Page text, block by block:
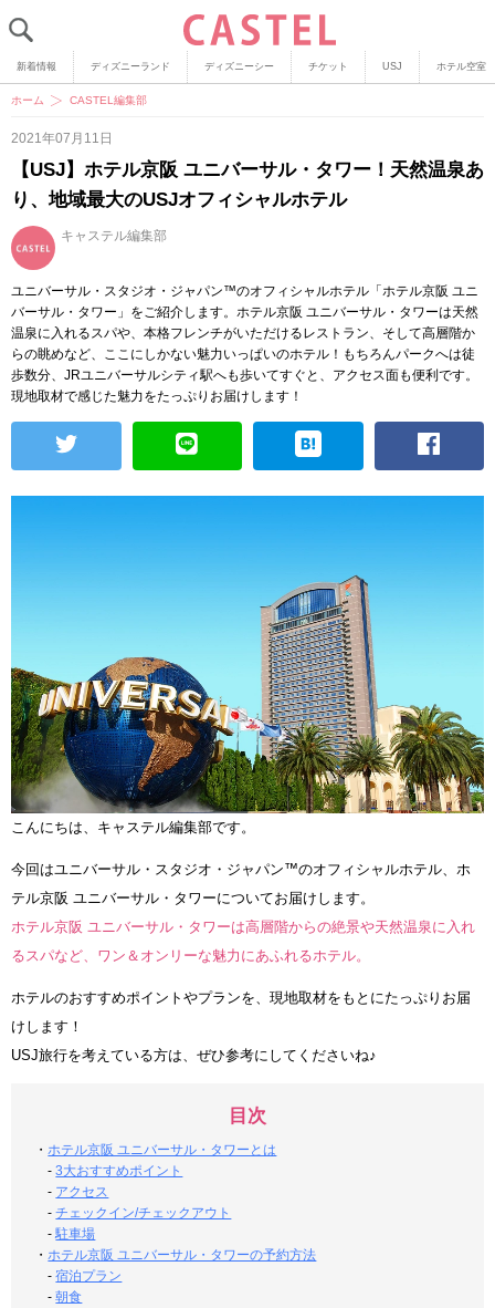
新着情報 ディズニーランド ディズニーシー チケット USJ ホテル空室
ホーム CASTEL編集部
2021年07月11日
【USJ】ホテル京阪 ユニバーサル・タワー！天然温泉あ
り、地域最大のUSJオフィシャルホテル
キャステル編集部
ユニバーサル・スタジオ・ジャパン™のオフィシャルホテル「ホテル京阪 ユニ
バーサル・タワー」をご紹介します。ホテル京阪 ユニバーサル・タワーは天然
温泉に入れるスパや、本格フレンチがいただけるレストラン、そして高層階か
らの眺めなど、ここにしかない魅力いっぱいのホテル！もちろんパークへは徒
歩数分、JRユニバーサルシティ駅へも歩いてすぐと、アクセス面も便利です。
現地取材で感じた魅力をたっぷりお届けします！
こんにちは、キャステル編集部です。
今回はユニバーサル・スタジオ・ジャパン™のオフィシャルホテル、ホ
テル京阪 ユニバーサル・タワーについてお届けします。
ホテル京阪 ユニバーサル・タワーは高層階からの絶景や天然温泉に入れ
るスパなど、ワン＆オンリーな魅力にあふれるホテル。
ホテルのおすすめポイントやプランを、現地取材をもとにたっぷりお届
けします！
USJ旅行を考えている方は、ぜひ参考にしてくださいね♪
目次
・ ホテル京阪 ユニバーサル・タワーとは
-3大おすすめポイント
- アクセス
-チェックイン/チェックアウト
-駐車場
・ ホテル京阪 ユニバーサル・タワーの予約方法
-宿泊プラン
-朝食